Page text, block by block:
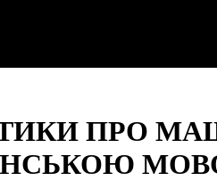
ПРО